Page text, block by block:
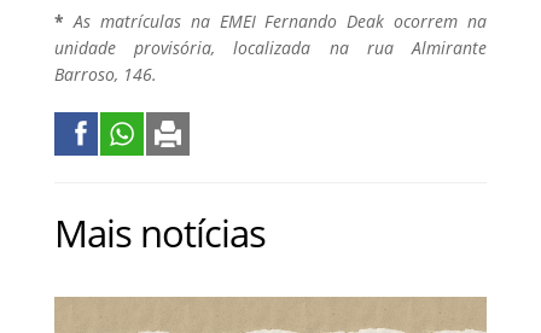
* As matrículas na EMEI Fernando Deak ocorrem na
unidade provisória, localizada na rua Almirante
Barroso, 146.
Mais notícias